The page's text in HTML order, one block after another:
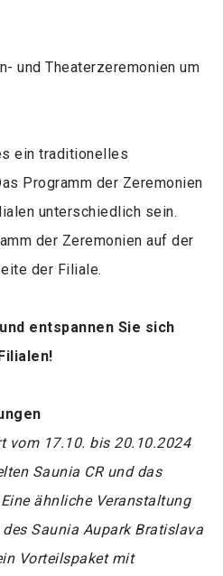
und Theaterzeremonien um
ein traditionelles
Programm der Zeremonien
unterschiedlich sein.
der Zeremonien auf der
der Filiale.
entspannen Sie sich
vom 17.10. bis 20.10.2024
Saunia CR und das
ähnliche Veranstaltung
Saunia Aupark Bratislava
Vorteilspaket mit